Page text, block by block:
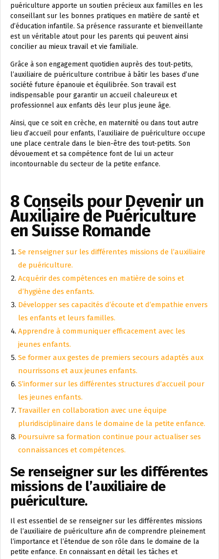
puériculture apporte un soutien précieux aux familles en les
conseillant sur les bonnes pratiques en matière de santé et
d’éducation infantile. Sa présence rassurante et bienveillante
est un véritable atout pour les parents qui peuvent ainsi
concilier au mieux travail et vie familiale.
Grâce à son engagement quotidien auprès des tout-petits,
l’auxiliaire de puériculture contribue à bâtir les bases d’une
société future épanouie et équilibrée. Son travail est
indispensable pour garantir un accueil chaleureux et
professionnel aux enfants dès leur plus jeune âge.
Ainsi, que ce soit en crèche, en maternité ou dans tout autre
lieu d’accueil pour enfants, l’auxiliaire de puériculture occupe
une place centrale dans le bien-être des tout-petits. Son
dévouement et sa compétence font de lui un acteur
incontournable du secteur de la petite enfance.
8 Conseils pour Devenir un
Auxiliaire de Puériculture
en Suisse Romande
Se renseigner sur les différentes missions de l’auxiliaire
de puériculture.
Acquérir des compétences en matière de soins et
d’hygiène des enfants.
Développer ses capacités d’écoute et d’empathie envers
les enfants et leurs familles.
Apprendre à communiquer efficacement avec les
jeunes enfants.
Se former aux gestes de premiers secours adaptés aux
nourrissons et aux jeunes enfants.
S’informer sur les différentes structures d’accueil pour
les jeunes enfants.
Travailler en collaboration avec une équipe
pluridisciplinaire dans le domaine de la petite enfance.
Poursuivre sa formation continue pour actualiser ses
connaissances et compétences.
Se renseigner sur les différentes
missions de l’auxiliaire de
puériculture.
Il est essentiel de se renseigner sur les différentes missions
de l’auxiliaire de puériculture afin de comprendre pleinement
l’importance et l’étendue de son rôle dans le domaine de la
petite enfance. En connaissant en détail les tâches et